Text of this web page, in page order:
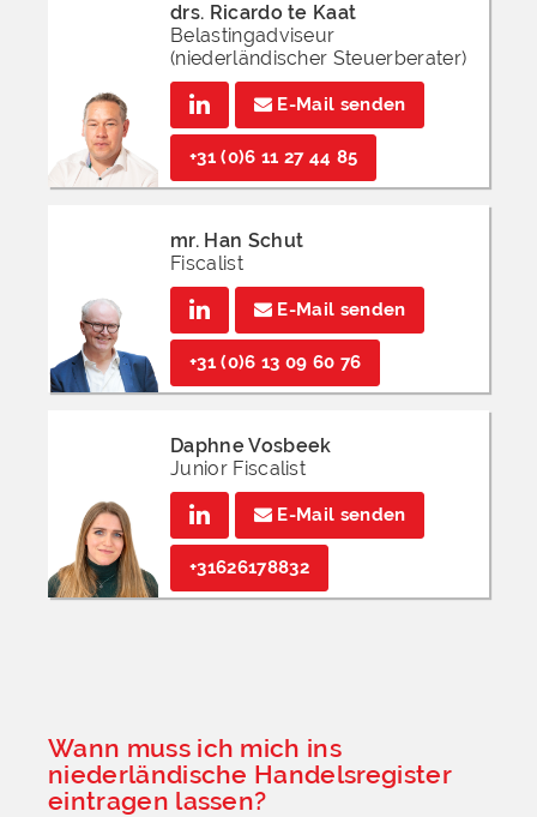
drs. Ricardo te Kaat
Belastingadviseur
(niederländischer Steuerberater)
E-Mail senden
+31 (0)6 11 27 44 85
mr. Han Schut
Fiscalist
E-Mail senden
+31 (0)6 13 09 60 76
Daphne Vosbeek
Junior Fiscalist
E-Mail senden
+31626178832
Wann muss ich mich ins
niederländische Handelsregister
eintragen lassen?